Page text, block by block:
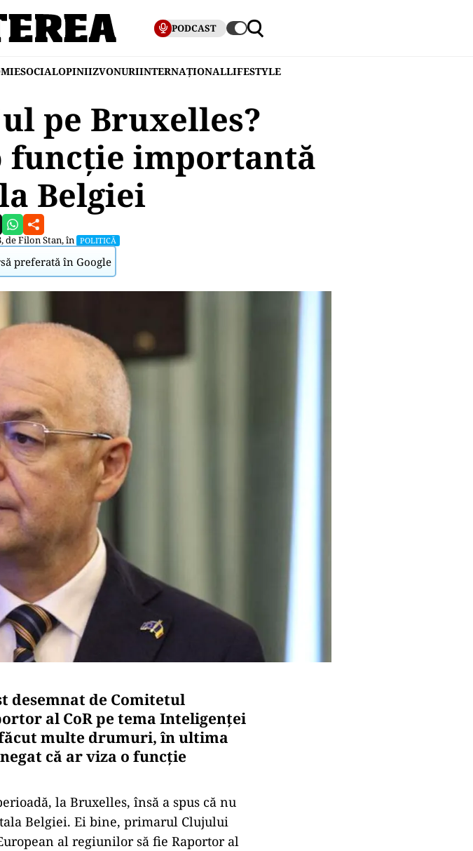
PODCAST
SOCIALOPINIIZVONURIINTERNAȚIONALLIFESTYLE
pe Bruxelles?
importantă
Belgiei
deFilon Stan, în POLITICĂ
preferată în Google
desemnat de Comitetul
al CoR pe tema Inteligenței
multe drumuri, în ultima
că ar viza o funcție
la Bruxelles, însă a spus că nu
Belgiei. Ei bine, primarul Clujului
al regiunilor să fie Raportor al